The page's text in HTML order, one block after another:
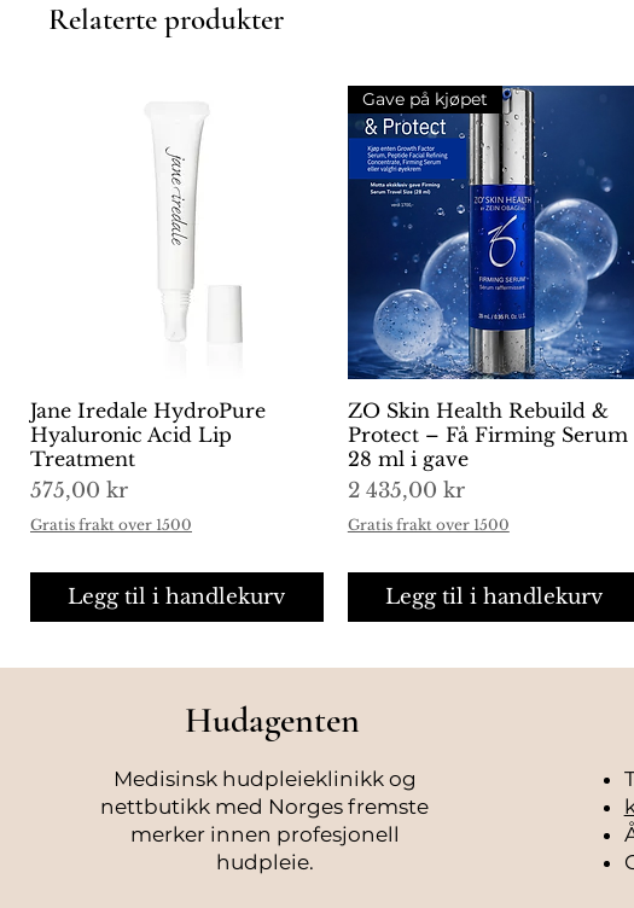
Relaterte produkter
Hurtigvisning
Jane Iredale HydroPure
Hyaluronic Acid Lip
Treatment
Pris
575,00 kr
Gratis frakt over 1500
Legg til i handlekurv
Hurtigvisning
Gave på kjøpet
ZO Skin Health Rebuild &
Protect – Få Firming Serum
28 ml i gave
Pris
2 435,00 kr
Gratis frakt over 1500
Legg til i handlekurv
Hudagenten
Medisinsk hudpleieklinikk og
nettbutikk med Norges fremste
merker innen profesjonell
hudpleie.